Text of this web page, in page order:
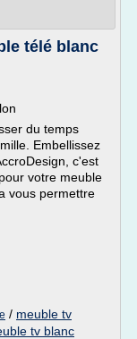
télé blanc
du temps
Embellissez
c'est
votre meuble
vous permettre
/ meuble tv
tv blanc